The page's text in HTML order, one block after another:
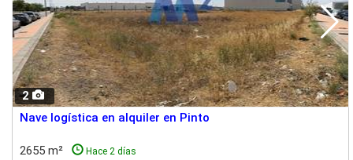
2
Nave logística en alquiler en Pinto
2655 m² Hace 2 días